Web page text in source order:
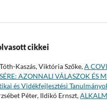
cikkei
Kaszás, Viktória Szőke,A
AZONNALI VÁLASZOK ÉS
és Vidékfejlesztési
Péter, Ildikó Ernszt,